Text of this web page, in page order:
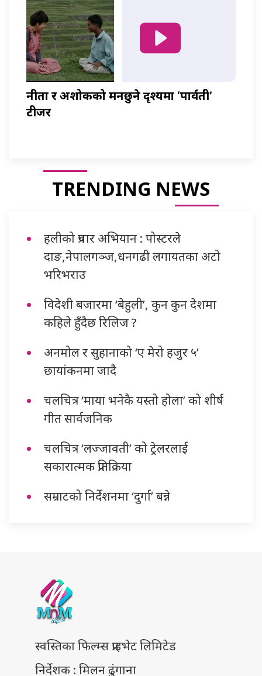
नीता र अशोकको मनछुने दृश्यमा ‘पार्वती’
टीजर
TRENDING NEWS
हलीको प्रचार अभियान : पोस्टरले
दाङ,नेपालगञ्ज,धनगढी लगायतका अटो
भरिभराउ
विदेशी बजारमा ‘बेहुली’, कुन कुन देशमा
कहिले हुँदैछ रिलिज ?
अनमोल र सुहानाको ‘ए मेरो हजुर ५’
छायांकनमा जादै
चलचित्र ‘माया भनेकै यस्तो होला’ को शीर्ष
गीत सार्वजनिक
चलचित्र ‘लज्जावती’ को ट्रेलरलाई
सकारात्मक प्रतिक्रिया
सम्राटको निर्देशनमा ‘दुर्गा’ बन्ने
स्वस्तिका फिल्म्स प्राइभेट लिमिटेड
निर्देशक : मिलन ढुंगाना